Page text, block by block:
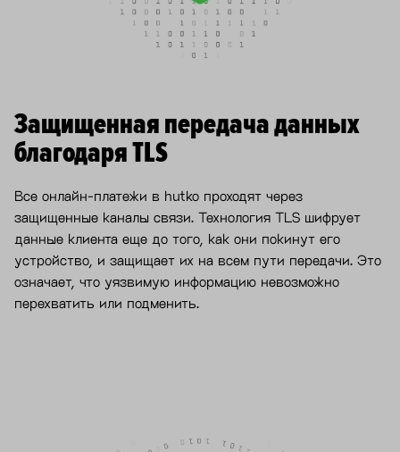
Защищенная передача данных
благодаря TLS
Все онлайн-платежи в hutko проходят через
защищенные каналы связи. Технология TLS шифрует
данные клиента еще до того, как они покинут его
устройство, и защищает их на всем пути передачи. Это
означает, что уязвимую информацию невозможно
перехватить или подменить.